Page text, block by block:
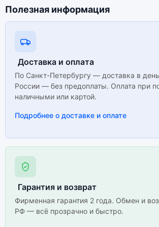
сервисы. Не оригинальная версия
дешевле, но корректная работа
Полезная информация
Доставка и оплата
По Санкт-Петербургу — доставка в
России — без предоплаты. Оплата при
наличными или картой.
Подробнее о доставке и оплате
Гарантия и возврат
Фирменная гарантия 2 года. Обмен и
РФ — всё прозрачно и быстро.